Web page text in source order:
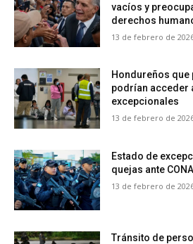
vacíos y
derechos
13 de febrero de
Hondureños que
podrían acceder
excepcionales
13 de febrero de
Estado de
quejas ante
13 de febrero de
Tránsito de